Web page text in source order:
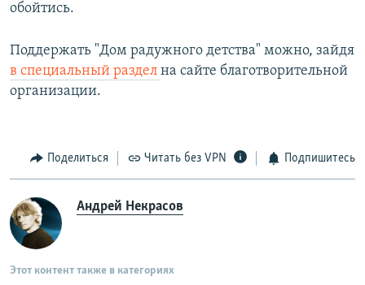
обойтись.
Поддержать "Дом радужного детства" можно, зайдя
в специальный раздел на сайте благотворительной
организации.
Поделиться Читать без VPN Подпишитесь
Андрей Некрасов
Этот контент также в категориях